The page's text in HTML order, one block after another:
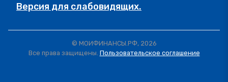
Версия для слабовидящих.
© МОИФИНАНСЫ.РФ, 2026
Все права защищены. Пользовательское соглашение